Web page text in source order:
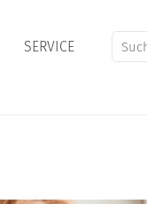
SERVICE